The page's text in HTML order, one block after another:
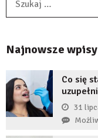
Najnowsze wpisy
Co się
31